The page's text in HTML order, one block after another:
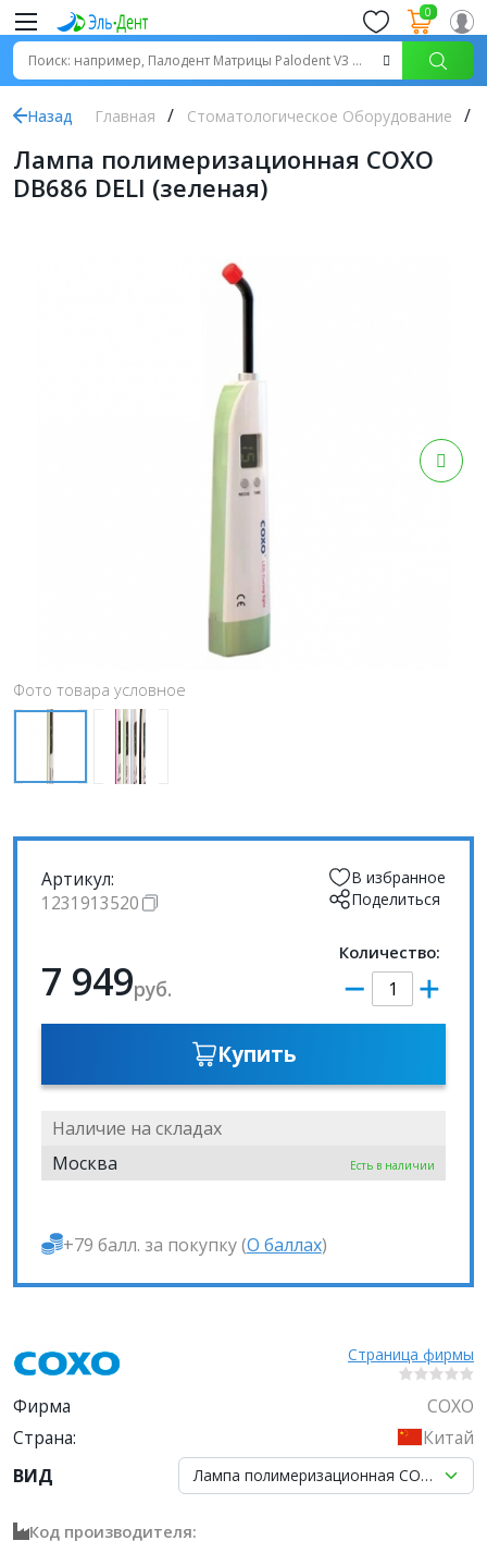
0
Назад Главная Стоматологическое Оборудование
Лампа полимеризационная COXO
DB686 DELI (зеленая)
Фото товара условное
Артикул:
1231913520
В избранное
Поделиться
7 949руб.
Количество:
Купить
Наличие на складах
Москва
Есть в наличии
+79 балл. за покупку (О баллах)
Страница фирмы
Фирма
COXO
Страна:
Китай
ВИД
Лампа полимеризационная COXO
Код производителя: